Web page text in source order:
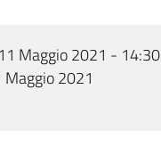
Maggio 2021 - 14:30
2021